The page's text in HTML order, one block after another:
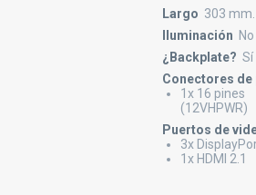
Largo 303 mm.
Iluminación
¿Backplate? Sí
Conectores de
1x 16 pines
(12VHPWR)
Puertos de
3x
1x HDMI 2.1